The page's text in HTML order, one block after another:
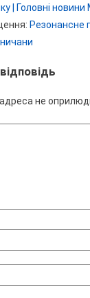
| Головні
Резонансне
не